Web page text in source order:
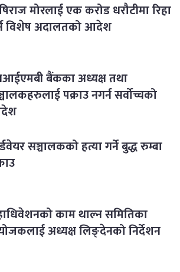
मोरलाई एक करोड धरौटीमा रिहा
विशेष अदालतको आदेश
बैंकका अध्यक्ष तथा
पक्राउ नगर्न सर्वोच्चको
सञ्चालकको हत्या गर्ने बुद्ध रुम्बा
काम थाल्न समितिका
अध्यक्ष लिङ्देनको निर्देशन